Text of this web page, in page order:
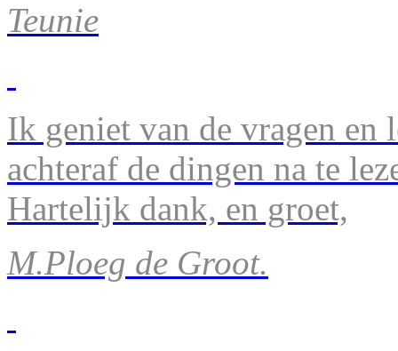
Teunie
Ik geniet van de vragen en
achteraf de dingen na te
Hartelijk dank, en groet,
M.Ploeg de Groot.